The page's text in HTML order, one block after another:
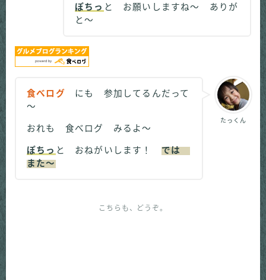
ぽちっ と お願いしますね～ ありが
と～
たっくん
食べログ
にも 参加してるんだって
～
おれも 食べログ みるよ～
ぽちっ と おねがいします！ では
また～
こちらも、どうぞ。